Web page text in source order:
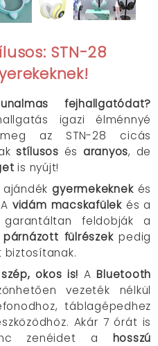
STN-28
fejhallgatódat?
igazi élménnyé
az STN-28 cicás
stílusos és aranyos, de
is nyújt!
gyermekeknekés
vidám macskafülekés a
garantáltan feldobják a
fülrészekpedig
okos is! ABluetooth
vezeték nélkül
táblagépedhez
Akár 7 órát is
zenéidet a hosszú